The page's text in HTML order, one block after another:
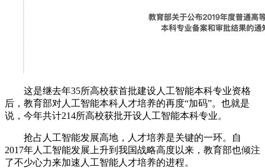
这是继去年35所高校获首批建设人工智能本科专业资格
后，教育部对人工智能本科人才培养的再度“加码”。也就是
说，今年共计214所高校获批开设人工智能本科专业。
抢占人工智能发展高地，人才培养是关键的一环。自
2017年人工智能发展上升到我国战略高度以来，教育部也倾注
了不少心力来加速人工智能人才培养的进程。